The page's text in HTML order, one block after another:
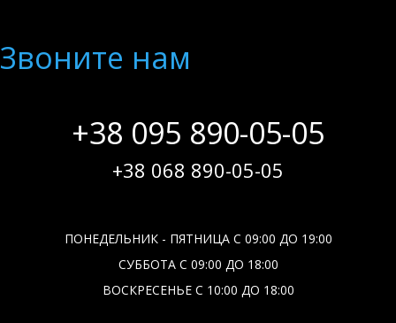
Звоните нам
+38 095 890-05-05
+38 068 890-05-05
ПОНЕДЕЛЬНИК - ПЯТНИЦА С 09:00 ДО 19:00
СУББОТА С 09:00 ДО 18:00
ВОСКРЕСЕНЬЕ С 10:00 ДО 18:00